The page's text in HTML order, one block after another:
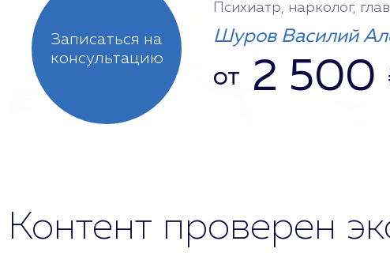
Записаться на
консультацию
Психиатр, нарколог,
Шуров Василий
от 2 500
Контент проверен